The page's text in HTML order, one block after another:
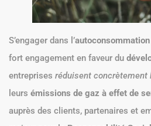
S’engager dans l’
fort engagement en faveur du
entreprises réduisent concrètement
leurs émissions de gaz à effet de
auprès des clients, partenaires et